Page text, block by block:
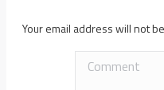
Your email address will not